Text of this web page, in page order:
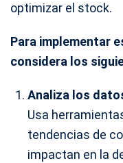
optimizar el stock.
Para implementar
considera los
Analiza los
Usa
tendencias de
impactan en la